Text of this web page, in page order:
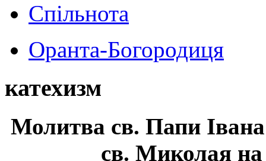
Спільнота
Оранта-Богородиця
катехизм
Молитва св. Папи
св. Миколая на